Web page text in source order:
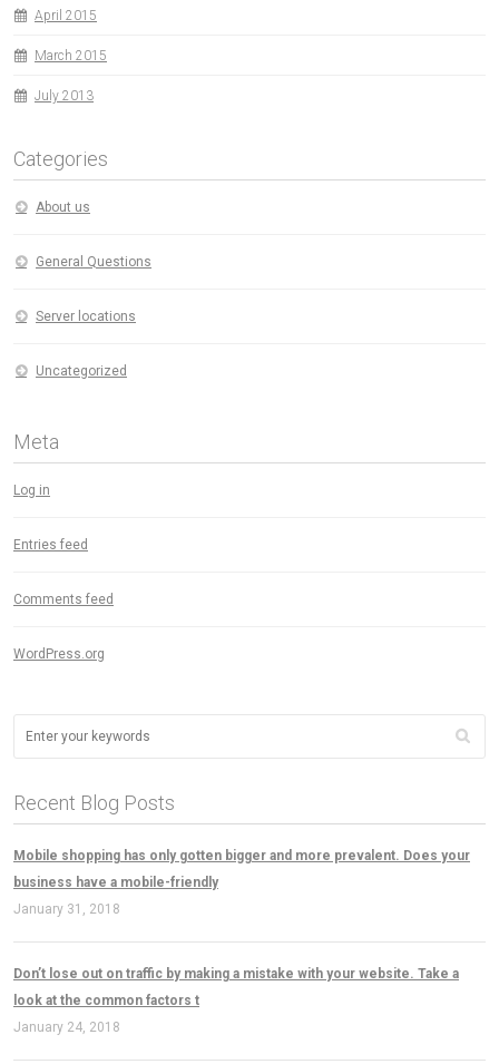
April 2015
March 2015
July 2013
Categories
About us
General Questions
Server locations
Uncategorized
Meta
Log in
Entries feed
Comments feed
WordPress.org
Recent Blog Posts
Mobile shopping has only gotten bigger and more prevalent. Does your
business have a mobile-friendly
January 31, 2018
Don’t lose out on traffic by making a mistake with your website. Take a
look at the common factors t
January 24, 2018